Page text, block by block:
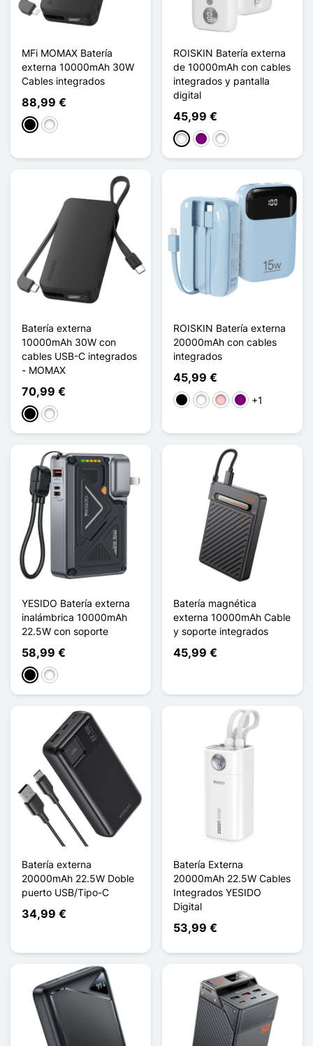
MFi MOMAX Batería
externa 10000mAh 30W
Cables integrados
88,99 €
NegroBlanco
ROISKIN Batería externa
de 10000mAh con cables
integrados y pantalla
digital
45,99 €
BlancoPúrpuraBleu Ciel
Batería externa
10000mAh 30W con
cables USB-C integrados
- MOMAX
70,99 €
NegroBlanco
ROISKIN Batería externa
20000mAh con cables
integrados
45,99 €
NegroBlancoRosaPúrpura
+1
YESIDO Batería externa
inalámbrica 10000mAh
22.5W con soporte
58,99 €
NegroPrise UK
Batería magnética
externa 10000mAh Cable
y soporte integrados
45,99 €
Batería externa
20000mAh 22.5W Doble
puerto USB/Tipo-C
34,99 €
Batería Externa
20000mAh 22.5W Cables
Integrados YESIDO
Digital
53,99 €